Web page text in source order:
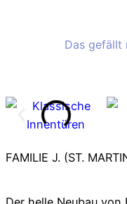
Das gefällt
Das gefällt
FAMILIE J. (ST.